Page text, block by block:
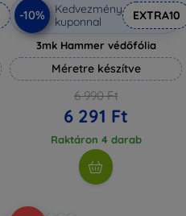
-10%
Kedvezmény
kuponnal
EXTRA10
3mk Hammer védőfólia
Méretre készítve
6 990 Ft
6 291 Ft
Raktáron 4 darab